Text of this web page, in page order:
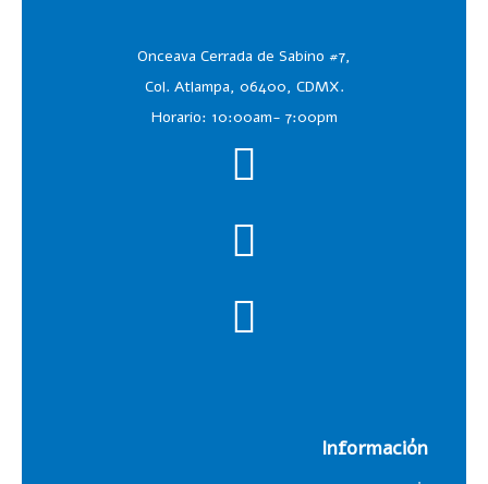
Onceava Cerrada de Sabino #7,
Col. Atlampa, 06400, CDMX.
Horario: 10:00am- 7:00pm
Información